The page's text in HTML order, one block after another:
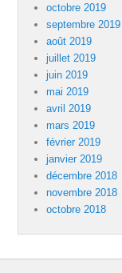
octobre 2019
septembre 2019
août 2019
juillet 2019
juin 2019
mai 2019
avril 2019
mars 2019
février 2019
janvier 2019
décembre 2018
novembre 2018
octobre 2018